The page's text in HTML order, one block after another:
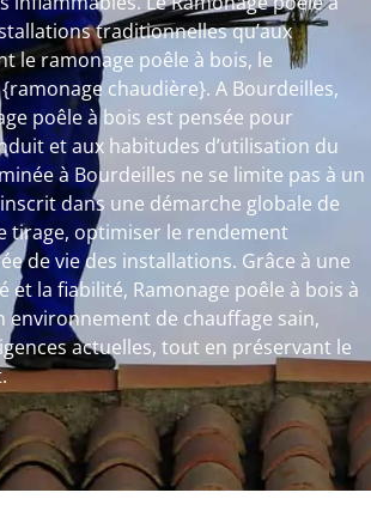
traditionnelles qu’aux
le ramonage poêle à bois, le
chaudière}. A Bourdeilles,
poêle à bois est pensée pour
et aux habitudes d’utilisation du
à Bourdeilles ne se limite pas à un
dans une démarche globale de
tirage, optimiser le rendement
de vie des installations. Grâce à une
la fiabilité, Ramonage poêle à bois à
de chauffage sain,
actuelles, tout en préservant le